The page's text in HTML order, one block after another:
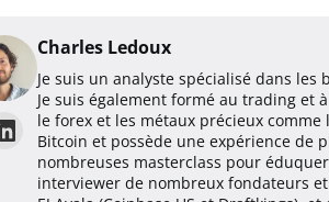
Charles Ledoux
Je suis un analyste spécialisé dans
Je suis également formé au trading et
le forex et les métaux précieux
Bitcoin et possède une expérience de
nombreuses masterclass pour
interviewer de nombreux fondateurs